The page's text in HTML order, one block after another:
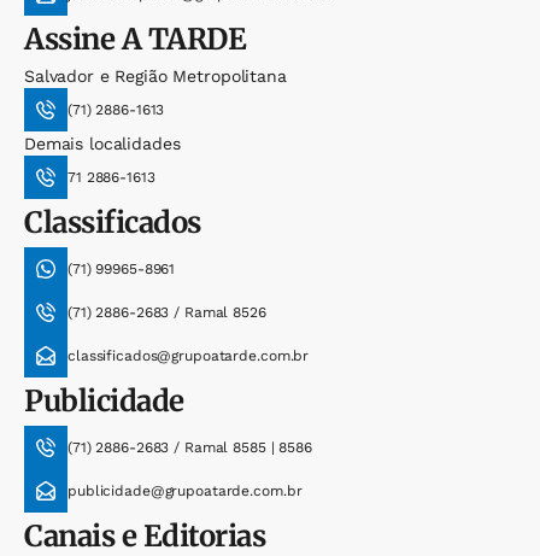
AssineA TARDE
Salvador e Região Metropolitana
(71) 2886-1613
Demais localidades
71 2886-1613
Classificados
(71) 99965-8961
(71) 2886-2683 / Ramal 8526
classificados@grupoatarde.com.br
Publicidade
(71) 2886-2683 / Ramal 8585 | 8586
publicidade@grupoatarde.com.br
Canais e Editorias